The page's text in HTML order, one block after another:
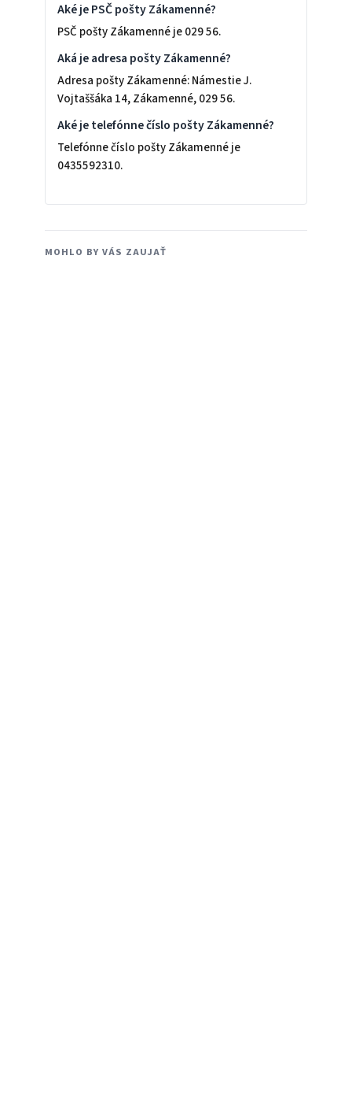
Aké je PSČ pošty Zákamenné?
PSČ pošty Zákamenné je 029 56.
Aká je adresa pošty Zákamenné?
Adresa pošty Zákamenné: Námestie J.
Vojtaššáka 14, Zákamenné, 029 56.
Aké je telefónne číslo pošty Zákamenné?
Telefónne číslo pošty Zákamenné je
0435592310.
MOHLO BY VÁS ZAUJAŤ